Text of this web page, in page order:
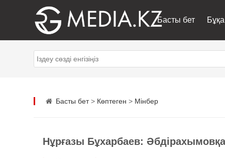
Басты бет
Басты бет> Көптеген > Мінбер
Нұрғазы Бұхарбаев: Әбдірахымовқа